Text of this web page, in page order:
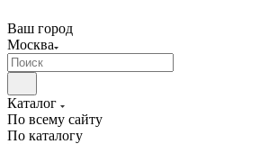
Ваш город
Москва
Каталог
По всему сайту
По каталогу